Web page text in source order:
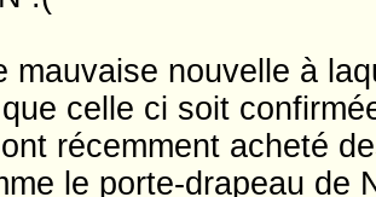
mauvaise nouvelle à
celle ci soit
récemment acheté
le porte-drapeau de